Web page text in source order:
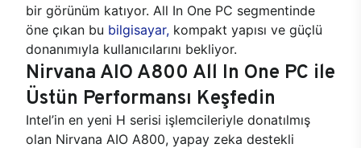
bir görünüm katıyor. All In One PC segmentinde
öne çıkan bu bilgisayar, kompakt yapısı ve güçlü
donanımıyla kullanıcılarını bekliyor.
Nirvana AIO A800 All In One PC ile
Üstün Performansı Keşfedin
Intel’in en yeni H serisi işlemcileriyle donatılmış
olan Nirvana AIO A800, yapay zeka destekli